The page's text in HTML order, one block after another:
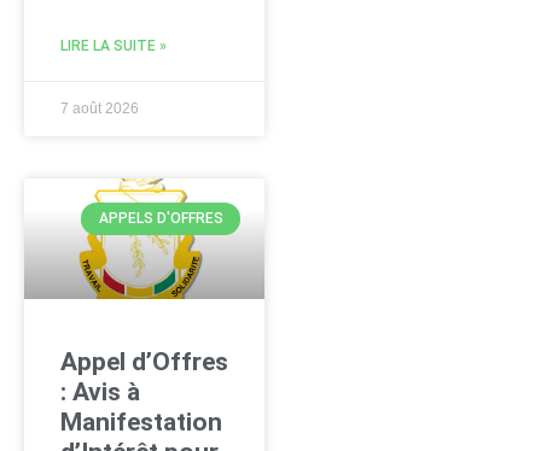
LIRE LA SUITE »
7 août 2026
APPELS D'OFFRES
Appel d’Offres
: Avis à
Manifestation